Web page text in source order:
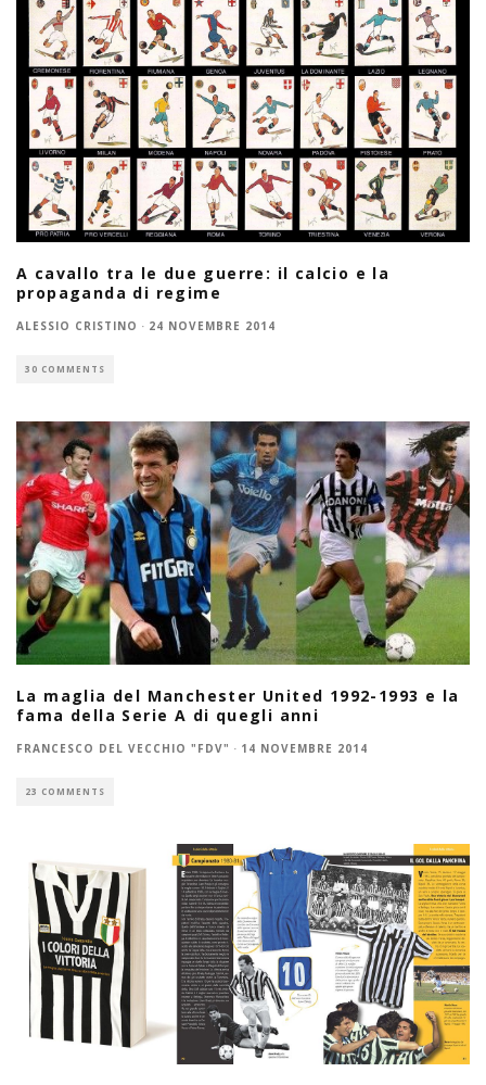
A cavallo tra le due guerre: il calcio e la
propaganda di regime
ALESSIO CRISTINO · 24 NOVEMBRE 2014
30 COMMENTS
La maglia del Manchester United 1992-1993 e la
fama della Serie A di quegli anni
FRANCESCO DEL VECCHIO "FDV" · 14 NOVEMBRE 2014
23 COMMENTS